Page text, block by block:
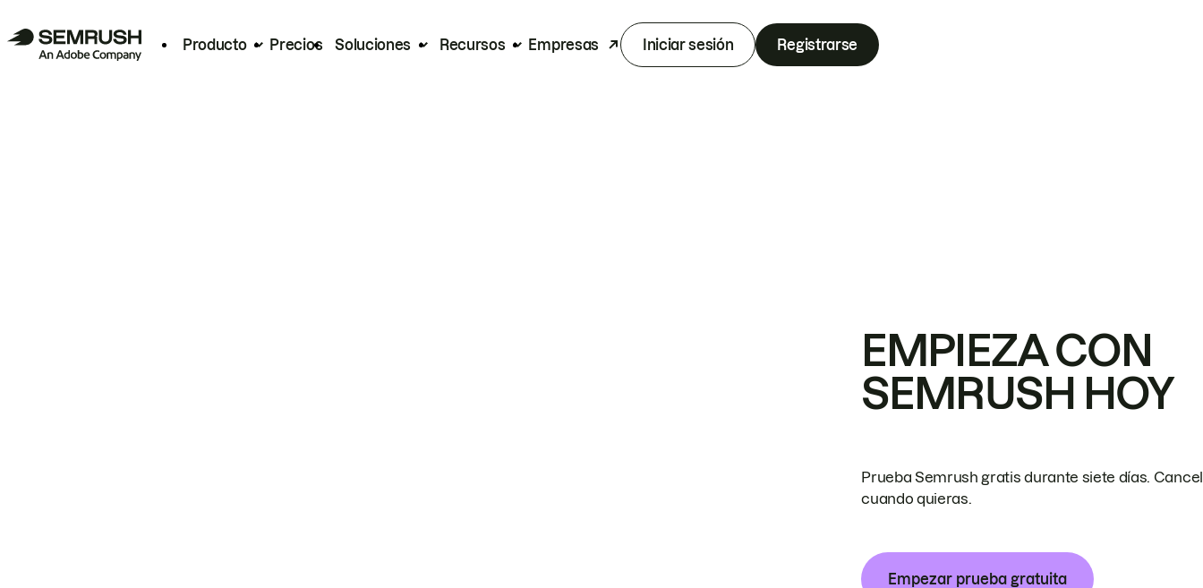
Producto Precios Soluciones Recursos Empresas Iniciar sesión Registrarse
EMPIEZA CON
SEMRUSH HOY
Prueba Semrush gratis durante siete días.
cuando quieras.
Empezar prueba gratuita